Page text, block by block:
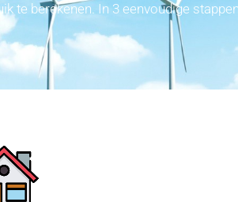
berekenen. In 3 eenvoudige